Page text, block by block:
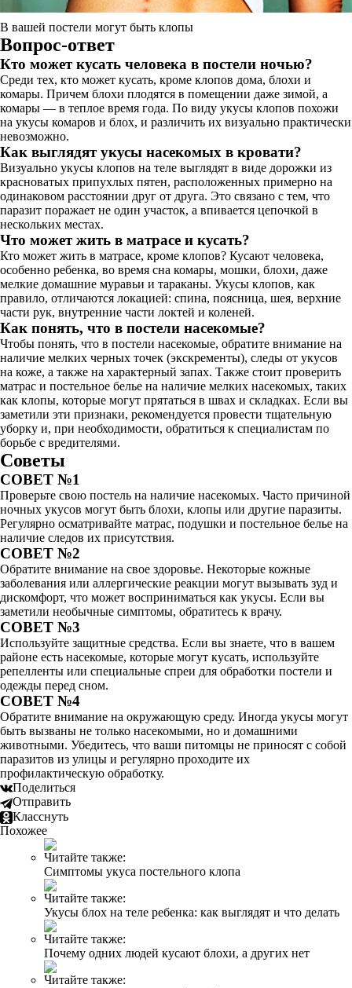
В вашей постели могут быть клопы
Вопрос-ответ
Кто может кусать человека в постели ночью?
Среди тех, кто может кусать, кроме клопов дома, блохи и
комары. Причем блохи плодятся в помещении даже зимой, а
комары — в теплое время года. По виду укусы клопов похожи
на укусы комаров и блох, и различить их визуально практически
невозможно.
Как выглядят укусы насекомых в кровати?
Визуально укусы клопов на теле выглядят в виде дорожки из
красноватых припухлых пятен, расположенных примерно на
одинаковом расстоянии друг от друга. Это связано с тем, что
паразит поражает не один участок, а впивается цепочкой в
нескольких местах.
Что может жить в матрасе и кусать?
Кто может жить в матрасе, кроме клопов? Кусают человека,
особенно ребенка, во время сна комары, мошки, блохи, даже
мелкие домашние муравьи и тараканы. Укусы клопов, как
правило, отличаются локацией: спина, поясница, шея, верхние
части рук, внутренние части локтей и коленей.
Как понять, что в постели насекомые?
Чтобы понять, что в постели насекомые, обратите внимание на
наличие мелких черных точек (экскременты), следы от укусов
на коже, а также на характерный запах. Также стоит проверить
матрас и постельное белье на наличие мелких насекомых, таких
как клопы, которые могут прятаться в швах и складках. Если вы
заметили эти признаки, рекомендуется провести тщательную
уборку и, при необходимости, обратиться к специалистам по
борьбе с вредителями.
Советы
СОВЕТ №1
Проверьте свою постель на наличие насекомых. Часто причиной
ночных укусов могут быть блохи, клопы или другие паразиты.
Регулярно осматривайте матрас, подушки и постельное белье на
наличие следов их присутствия.
СОВЕТ №2
Обратите внимание на свое здоровье. Некоторые кожные
заболевания или аллергические реакции могут вызывать зуд и
дискомфорт, что может восприниматься как укусы. Если вы
заметили необычные симптомы, обратитесь к врачу.
СОВЕТ №3
Используйте защитные средства. Если вы знаете, что в вашем
районе есть насекомые, которые могут кусать, используйте
репелленты или специальные спреи для обработки постели и
одежды перед сном.
СОВЕТ №4
Обратите внимание на окружающую среду. Иногда укусы могут
быть вызваны не только насекомыми, но и домашними
животными. Убедитесь, что ваши питомцы не приносят с собой
паразитов из улицы и регулярно проходите их
профилактическую обработку.
Поделиться
Отправить
Класснуть
Похожее
Читайте также:
Симптомы укуса постельного клопа
Читайте также:
Укусы блох на теле ребенка: как выглядят и что делать
Читайте также:
Почему одних людей кусают блохи, а других нет
Читайте также: